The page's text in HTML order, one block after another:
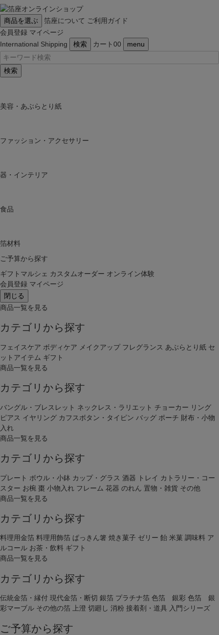
商品を選ぶ 箔座について ご利用ガイド
会員登録 マイページ
International Shipping
検索 カート00 menu
検索
美容・あぶらとり紙
ファッション・アクセサリー
器・インテリア
食品
箔材料
ご予算から探す
ギフトマルシェ カスタムオーダー オンライン体験
会員登録 マイページ
閉じる
商品一覧を見る
カテゴリから探す
フェイスケア ボディケア メイクアップ フレグランス あぶらとり紙 セ
ットアイテム ギフト
商品一覧を見る
カテゴリから探す
バングル・ブレスレット ネックレス・ラリエット チョーカー リング
ピアス イヤリング カフスボタン・タイピン バッグ ポーチ 財布・小物
入れ
商品一覧を見る
カテゴリから探す
プレート ボウル・小鉢 カップ・グラス 酒器 トレイ カトラリー・コー
スター お椀 棗 小物入れ フレーム 花器 のれん 置物・雑貨 その他
商品一覧を見る
カテゴリから探す
料理用金箔 料理用飾箔 ぱっきん箸 焼き菓子 ゼリー 飴 米菓 調味料 ア
ルコール お茶・飲料 ギフト
商品一覧を見る
カテゴリから探す
伝統金箔・縁付 現代金箔・断切 銀箔 プラチナ箔 色箔 銀彩 色箔 銀
彩マーブル その他の箔 上澄 切廻し 消粉 接着剤・道具 入門シリーズ
ご予算から探す